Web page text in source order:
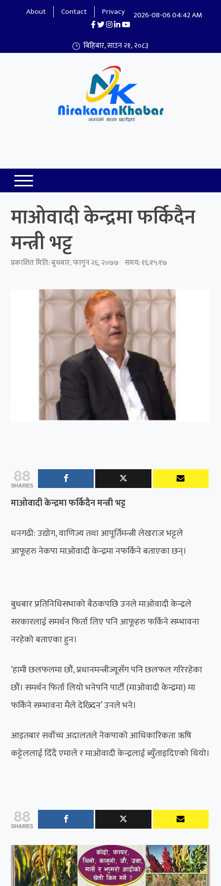
About Contact Privacy 2026-08-06 04:42 AM
बिहिबार, साउन २१, २०८३
माओवादी केन्द्रमा फर्किदैन
मन्त्री भट्ट
प्रकाशित मिति:बुधबार, फागुन २६, २०७७ समय: १६:१५:१७
88
SHARES
माओवादी केन्द्रमा फर्किदैन मन्त्री भट्ट
धनगढी: उद्योग, वाणिज्य तथा आपूर्तिमन्त्री लेखराज भट्टले
आफूहरु नेकपा माओवादी केन्द्रमा नफर्किने बताएका छन्।
बुधबार प्रतिनिधिसभाको बैठकपछि उनले माओवादी केन्द्रले
सरकारलाई समर्थन फिर्ता लिए पनि आफूहरु फर्किने सम्भावना
नरहेको बताएका हुन।
‘हामी छलफलमा छौं, प्रधानमन्त्रीज्यूसँग पनि छलफल गरिरहेका
छौं। समर्थन फिर्ता लियो भनेपनि पार्टी (माओवादी केन्द्रमा) मा
फर्किने सम्भावना मैले देख्दिन’ उनले भने।
आइतबार सर्वोच्च अदालतले नेकपाको आधिकारिकता ऋषि
कट्टेललाई दिँदै एमाले र माओवादी केन्द्रलाई ब्युँताइदिएको थियो।
88
SHARES